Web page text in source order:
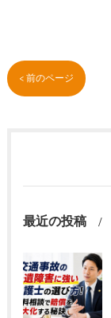
< 前のページ
最近の投稿